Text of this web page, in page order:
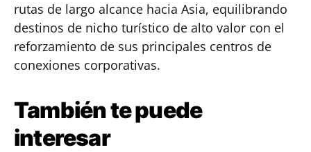
rutas de largo alcance hacia Asia, equilibrando
destinos de nicho turístico de alto valor con el
reforzamiento de sus principales centros de
conexiones corporativas.
También te puede
interesar